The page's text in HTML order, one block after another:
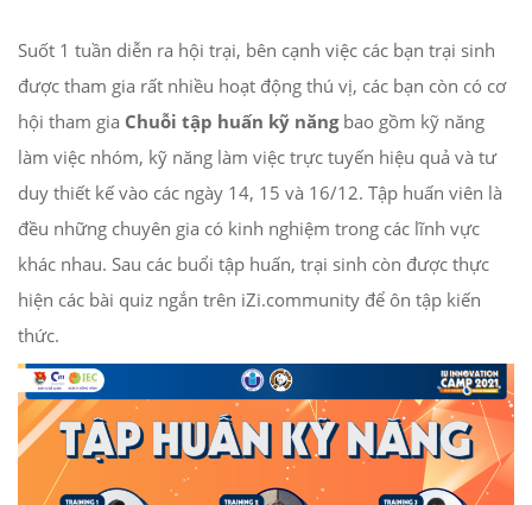
Suốt 1 tuần diễn ra hội trại, bên cạnh việc các bạn trại sinh
được tham gia rất nhiều hoạt động thú vị, các bạn còn có cơ
hội tham gia Chuỗi tập huấn kỹ năngbao gồm kỹ năng
làm việc nhóm, kỹ năng làm việc trực tuyến hiệu quả và tư
duy thiết kế vào các ngày 14, 15 và 16/12. Tập huấn viên là
đều những chuyên gia có kinh nghiệm trong các lĩnh vực
khác nhau. Sau các buổi tập huấn, trại sinh còn được thực
hiện các bài quiz ngắn trên iZi.community để ôn tập kiến
thức.